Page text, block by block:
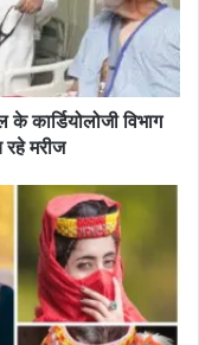
विभाग
रहे मरीज